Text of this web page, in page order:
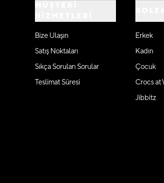
Bize Ulaşın
Satış Noktaları
Sıkça Sorulan Sorular
Teslimat Süresi
Erkek
Kadın
Çocuk
Crocs at
Jibbitz